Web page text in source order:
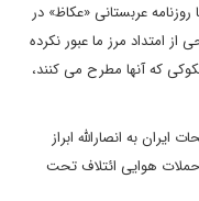
عربستانی «عکاظ» در
امتداد مرز ما عبور نکرده
که آنها مطرح می کنند،
به انصارالله ابراز
حملات هوایی ائتلاف تحت